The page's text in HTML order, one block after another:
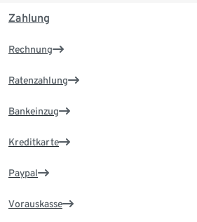
Zahlung
Rechnung
Ratenzahlung
Bankeinzug
Kreditkarte
Paypal
Vorauskasse